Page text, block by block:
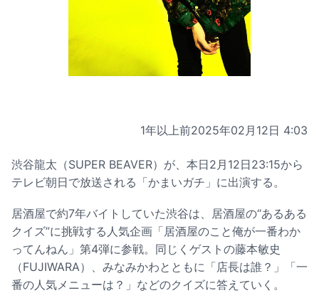
1年以上前2025年02月12日 4:03
渋谷龍太（SUPER BEAVER）が、本日2月12日23:15から
テレビ朝日で放送される「かまいガチ」に出演する。
居酒屋で約7年バイトしていた渋谷は、居酒屋の“あるある
クイズ”に挑戦する人気企画「居酒屋のこと俺が一番わか
ってんねん」第4弾に参戦。同じくゲストの藤本敏史
（FUJIWARA）、みなみかわとともに「店長は誰？」「一
番の人気メニューは？」などのクイズに答えていく。